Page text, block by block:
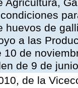
Agricultura,
huevos de
a las
10 de
de 9 de
de la